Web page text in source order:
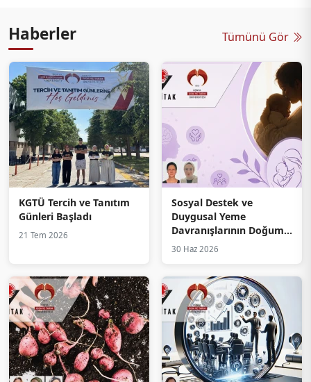
Haberler Tümünü Gör
KGTÜ Tercih ve Tanıtım
Günleri Başladı
21 Tem 2026
Sosyal Destek ve
Duygusal Yeme
Davranışlarının Doğum
Sonrası Depresyon
30 Haz 2026